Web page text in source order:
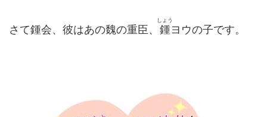
さて鍾会、彼はあの魏の重臣、 鍾
しょう
ヨウの子です。